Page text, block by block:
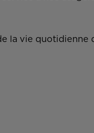
la vie quotidienne